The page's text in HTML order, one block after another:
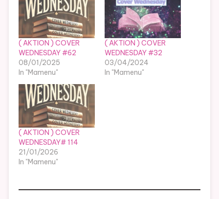
( AKTION ) COVER
WEDNESDAY #62
08/01/2025
In "Mamenu"
( AKTION ) COVER
WEDNESDAY #32
03/04/2024
In "Mamenu"
( AKTION ) COVER
WEDNESDAY# 114
21/01/2026
In "Mamenu"